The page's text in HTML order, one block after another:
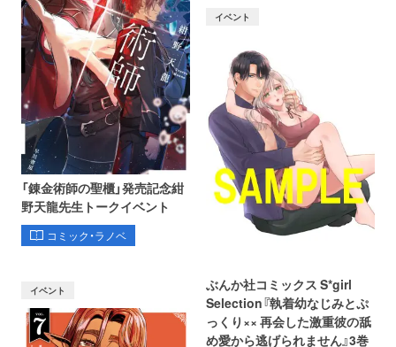
「錬金術師の聖櫃」発売記念紺
野天龍先生トークイベント
コミック・ラノベ
イベント
ぶんか社コミックス S*girl
Selection『執着幼なじみとぷ
っくり×× 再会した激重彼の舐
め愛から逃げられません』3巻
イベント